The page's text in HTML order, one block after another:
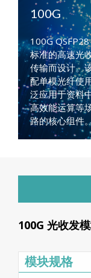
100G
100G
标准的高速光
传输而设计。
配单模光纤使
泛应用于资料
高效能运算等
路的核心组件
100G 光收发
模块规格